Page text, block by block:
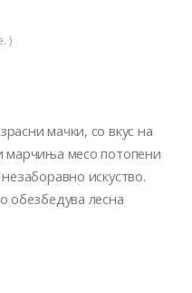
)
мачки, со вкус на
марчиња месо потопени
искуство.
обезбедува лесна